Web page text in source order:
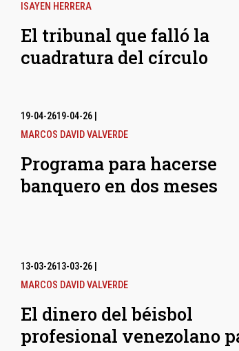
ISAYEN HERRERA
El tribunal que falló la
cuadratura del círculo
19-04-2619-04-26
MARCOS DAVID VALVERDE
Programa para hacerse
banquero en dos meses
13-03-2613-03-26
MARCOS DAVID VALVERDE
El dinero del béisbol
profesional venezolano